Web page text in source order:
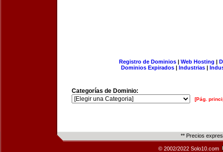
Registro de Dominios| Web Hosting |
Dominios Expirados | Industrias |
Categorías de Dominio:
[Pág.
** Precios
© 2002/2022 Solo10.com